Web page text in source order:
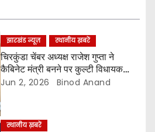
झारखंड न्यूज़ स्थानीय ख़बरें
चिरकुंडा चेंबर अध्यक्ष राजेश गुप्ता ने
कैबिनेट मंत्री बनने पर कुल्टी विधायक
अजय पोद्दार को किया सम्मानित
Jun 2, 2026 Binod Anand
स्थानीय ख़बरें